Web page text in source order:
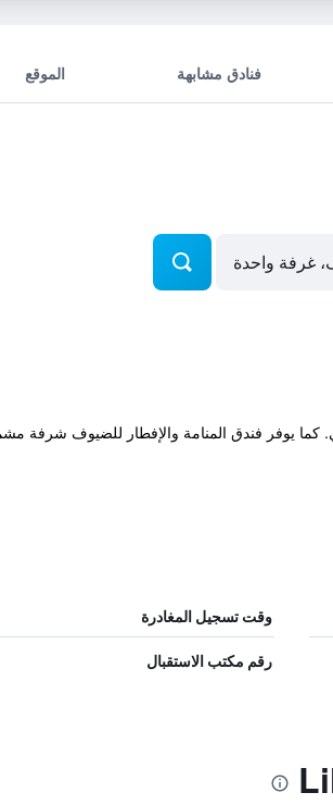
فنادق مشابهة الموقع
وقت تسجيل المغادرة
رقم مكتب الاستقبال